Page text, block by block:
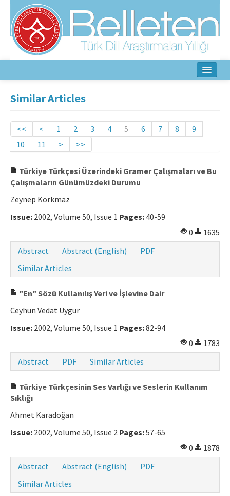
Aim & Scope
Author Guidelines
Ethical Principles
Contact Us
Manuscript Submission
ISSN: 0564-5050 · e-ISSN: 2651-5113
Similar Articles
<< < 1 2 3 4 5 6 7 8
9
10
11 > >>
Türkiye Türkçesi Üzerindeki Gramer Çalışmaları ve Bu
Çalışmaların Günümüzdeki Durumu
Zeynep Korkmaz
Issue: 2002, Volume 50, Issue 1 Pages: 40-59
0
1635
Abstract
Abstract (English)
PDF
Similar Articles
"En" Sözü Kullanılış Yeri ve İşlevine Dair
Ceyhun Vedat Uygur
Issue: 2002, Volume 50, Issue 1 Pages:82-94
0
1783
Abstract
PDF Similar Articles
Türkiye Türkçesinin Ses Varlığı ve Seslerin Kullanım
Sıklığı
Ahmet Karadoğan
Issue: 2002, Volume 50, Issue 2 Pages:57-65
0
1878
Abstract
Abstract (English)
PDF
Similar Articles